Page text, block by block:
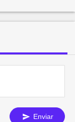
Enviar